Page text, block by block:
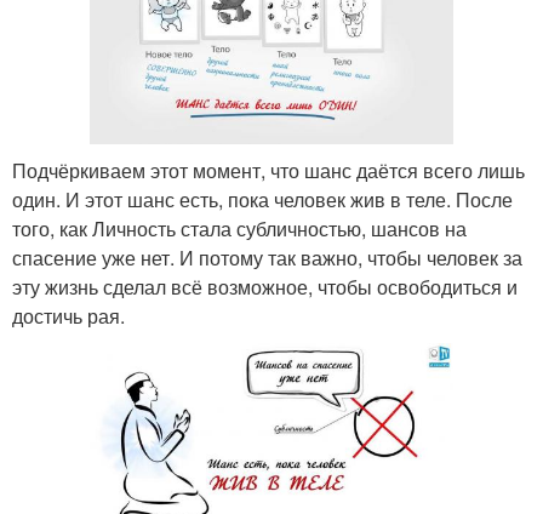
Подчёркиваем этот момент, что шанс даётся всего лишь
один. И этот шанс есть, пока человек жив в теле. После
того, как Личность стала субличностью, шансов на
спасение уже нет. И потому так важно, чтобы человек за
эту жизнь сделал всё возможное, чтобы освободиться и
достичь рая.